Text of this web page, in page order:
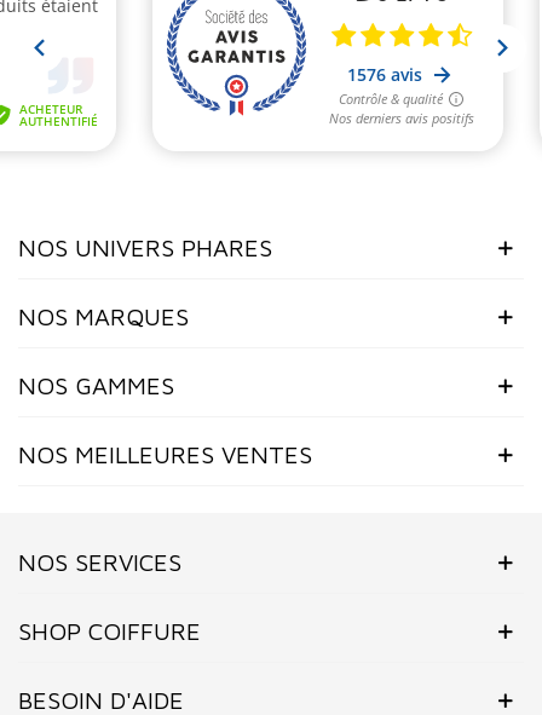
NOS UNIVERS PHARES
NOS MARQUES
NOS GAMMES
NOS MEILLEURES VENTES
NOS SERVICES
SHOP COIFFURE
BESOIN D'AIDE